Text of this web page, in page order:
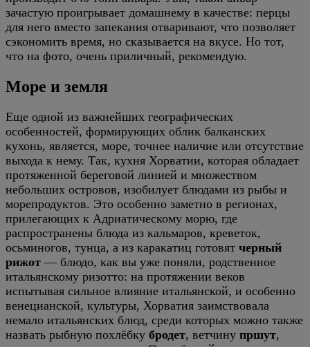
зачастую проигрывает домашнему в качестве: перцы
для него вместо запекания отваривают, что позволяет
сэкономить время, но сказывается на вкусе. Но тот,
что на фото, очень приличный, рекомендую.
Море и земля
Еще одной из важнейших географических
особенностей, формирующих облик балканских
кухонь, является, море, точнее наличие или отсутствие
выхода к нему. Так, кухня Хорватии, которая обладает
протяженной береговой линией и множеством
небольших островов, изобилует блюдами из рыбы и
морепродуктов. Это особенно заметно в регионах,
прилегающих к Адриатическому морю, где
распространены блюда из кальмаров, креветок,
осьминогов, тунца, а из каракатиц готовят черный
рижот — блюдо, как вы уже поняли, родственное
итальянскому ризотто: на протяжении веков
испытывая сильное влияние итальянской, и особенно
венецианской, культуры, Хорватия заимствовала
немало итальянских блюд, среди которых можно также
назвать рыбную похлёбку бродет, ветчину пршут,